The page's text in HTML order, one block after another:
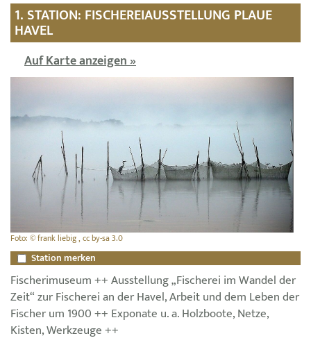
1. STATION: FISCHEREIAUSSTELLUNG PLAUE
HAVEL
Auf Karte anzeigen »
Foto: © frank liebig , cc by-sa 3.0
Station merken
Fischerimuseum ++ Ausstellung „Fischerei im Wandel der
Zeit“ zur Fischerei an der Havel, Arbeit und dem Leben der
Fischer um 1900 ++ Exponate u. a. Holzboote, Netze,
Kisten, Werkzeuge ++